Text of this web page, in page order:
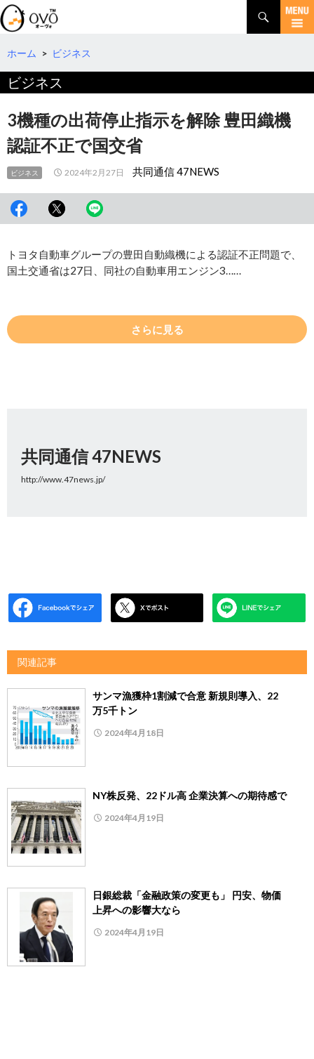
検
索
コ
テ
へ
動
ホーム > ビジネス
ビジネス
3機種の出荷停止指示を解除 豊田織機
認証不正で国交省
ビジネス 2024年2月27日 共同通信 47NEWS
トヨタ自動車グループの豊田自動織機による認証不正問題で、
国土交通省は27日、同社の自動車用エンジン3……
さらに見る
共同通信 47NEWS
http://www.47news.jp/
関連記事
サンマ漁獲枠1割減で合意 新規則導入、22
万5千トン
2024年4月18日
NY株反発、22ドル高 企業決算への期待感で
2024年4月19日
日銀総裁「金融政策の変更も」 円安、物価
上昇への影響大なら
2024年4月19日